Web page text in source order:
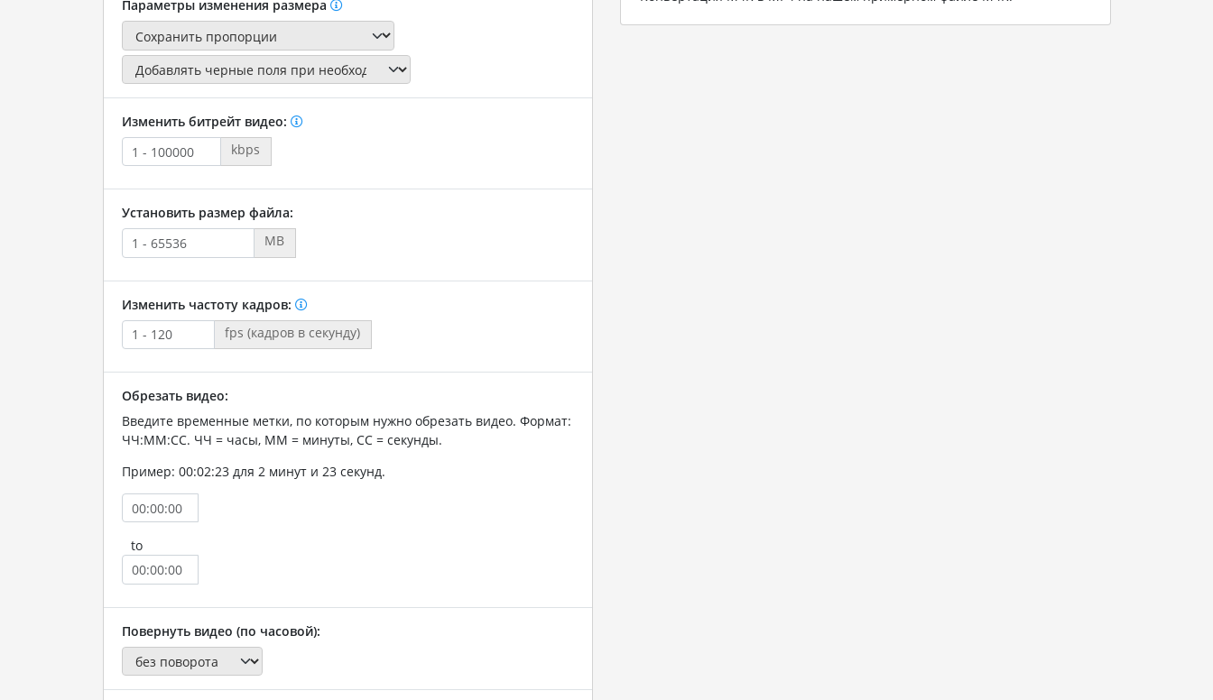
Параметры изменения размера
Изменить битрейт видео:
kbps
Установить размер файла:
MB
Изменить частоту кадров:
fps (кадров в секунду)
Обрезать видео:
Введите временные метки, по которым нужно обрезать видео. Формат:
ЧЧ:ММ:СС. ЧЧ = часы, ММ = минуты, СС = секунды.
Пример: 00:02:23 для 2 минут и 23 секунд.
to
Повернуть видео (по часовой):